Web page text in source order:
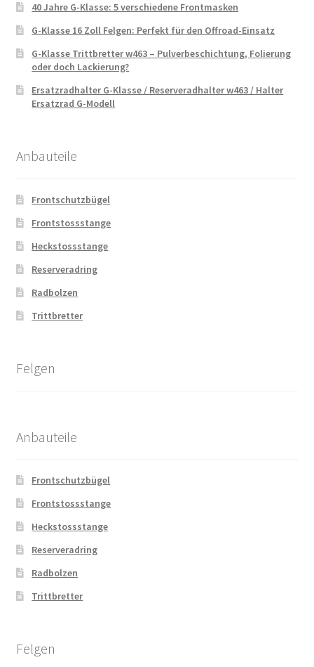
40 Jahre G-Klasse: 5 verschiedene Frontmasken
G-Klasse 16 Zoll Felgen: Perfekt für den Offroad-Einsatz
G-Klasse Trittbretter w463 – Pulverbeschichtung, Folierung
oder doch Lackierung?
Ersatzradhalter G-Klasse / Reserveradhalter w463 / Halter
Ersatzrad G-Modell
Anbauteile
Frontschutzbügel
Frontstossstange
Heckstossstange
Reserveradring
Radbolzen
Trittbretter
Felgen
Anbauteile
Frontschutzbügel
Frontstossstange
Heckstossstange
Reserveradring
Radbolzen
Trittbretter
Felgen